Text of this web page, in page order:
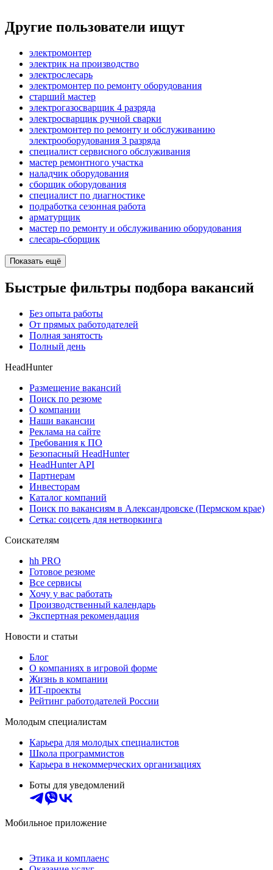
Другие пользователи ищут
электромонтер
электрик на производство
электрослесарь
электромонтер по ремонту оборудования
старший мастер
электрогазосварщик 4 разряда
электросварщик ручной сварки
электромонтер по ремонту и обслуживанию
электрооборудования 3 разряда
специалист сервисного обслуживания
мастер ремонтного участка
наладчик оборудования
сборщик оборудования
специалист по диагностике
подработка сезонная работа
арматурщик
мастер по ремонту и обслуживанию оборудования
слесарь-сборщик
Показать ещё
Быстрые фильтры подбора вакансий
Без опыта работы
От прямых работодателей
Полная занятость
Полный день
HeadHunter
Размещение вакансий
Поиск по резюме
О компании
Наши вакансии
Реклама на сайте
Требования к ПО
Безопасный HeadHunter
HeadHunter API
Партнерам
Инвесторам
Каталог компаний
Поиск по вакансиям в Александровске (Пермском крае)
Сетка: соцсеть для нетворкинга
Соискателям
hh PRO
Готовое резюме
Все сервисы
Хочу у вас работать
Производственный календарь
Экспертная рекомендация
Новости и статьи
Блог
О компаниях в игровой форме
Жизнь в компании
ИТ-проекты
Рейтинг работодателей России
Молодым специалистам
Карьера для молодых специалистов
Школа программистов
Карьера в некоммерческих организациях
Боты для уведомлений
Мобильное приложение
Этика и комплаенс